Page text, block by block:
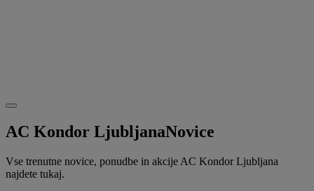
AC Kondor LjubljanaNovice
Vse trenutne novice, ponudbe in akcije AC Kondor Ljubljana
najdete tukaj.